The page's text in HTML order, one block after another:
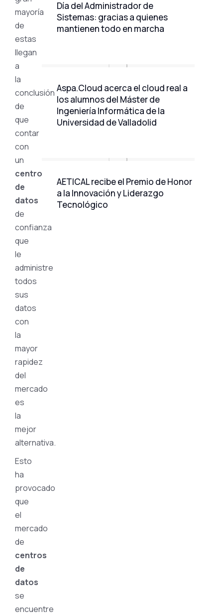
mayoría
de
estas
llegan
a
la
conclusión
de
que
contar
con
un
centro
de
datos
de
confianza
que
le
administre
todos
sus
datos
con
la
mayor
rapidez
del
mercado
es
la
mejor
alternativa.
Esto
ha
provocado
que
el
mercado
de
centros
de
datos
se
encuentre
Día del Administrador de
Sistemas: gracias a quienes
mantienen todo en marcha
Aspa.Cloud acerca el cloud real a
los alumnos del Máster de
Ingeniería Informática de la
Universidad de Valladolid
AETICAL recibe el Premio de Honor
a la Innovación y Liderazgo
Tecnológico